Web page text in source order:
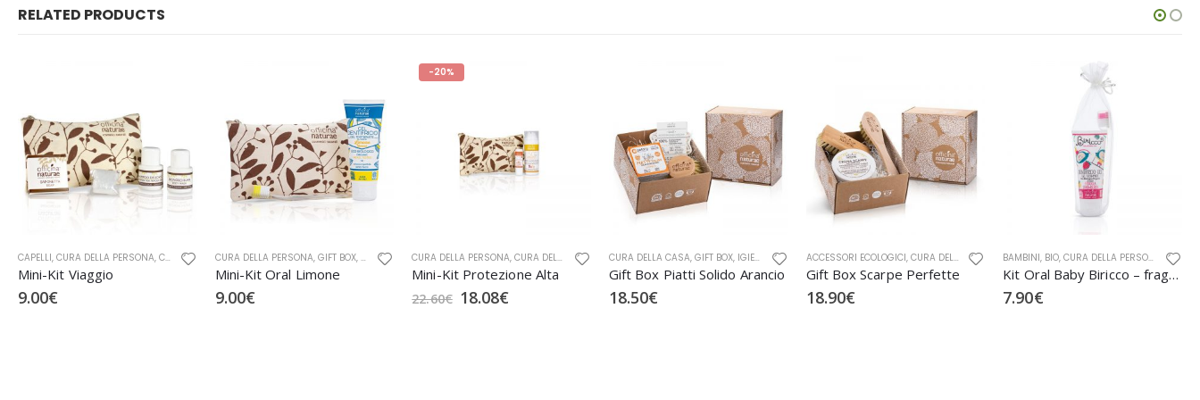
RELATED PRODUCTS
,GIFT BOX,IGIENE E CURA CORPO,OFFICINA NATURAE
,GIFT BOX,IGIENE E CURA CORPO,OFFICINA NATURAE
CURA DELLA PERSONA,GIFT BOX,IGIENE ORALE,OFFICINA NATURAE
Mini-Kit Oral Limone
9.00
CURA DELLA PERSONA,CURA DELLA PERSONA BIO ,GIFT BOX,OFFICINA NATURAE, SOLARI
Mini-Kit Protezione Alta
22.60
CURA DELLA CASA,GIFT BOX, IGIENE CASA BIO ,OFFICINA NATURAE,PIATTI
Gift Box Piatti Solido Arancio
18.50€
ACCESSORI ECOLOGICI, CURA DELLA CASA ,GIFT BOX ,OFFICINA NATURAE
Gift Box Scarpe Perfette
18.90
BAMBINI,BIO,CURA DELLA PERSONA CURA DELLA PERSONA BIO,GIFT BOX, IGIENE
Kit Oral Baby Biricco – fragola
7.90
GIFT BOX
Uomo Barba
22.40